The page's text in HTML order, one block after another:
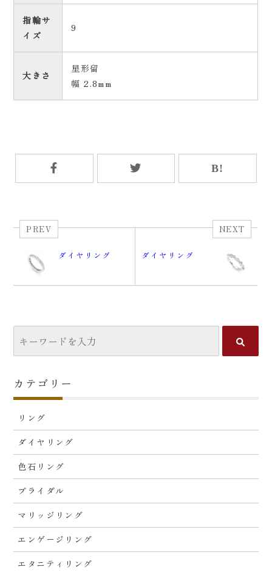
指輪サ
イズ
9
大きさ
星形留
幅 2.8mm
PREV
ダイヤリング
NEXT
ダイヤリング
カテゴリー
リング
ダイヤリング
色石リング
ブライダル
マリッジリング
エンゲージリング
エタニティリング